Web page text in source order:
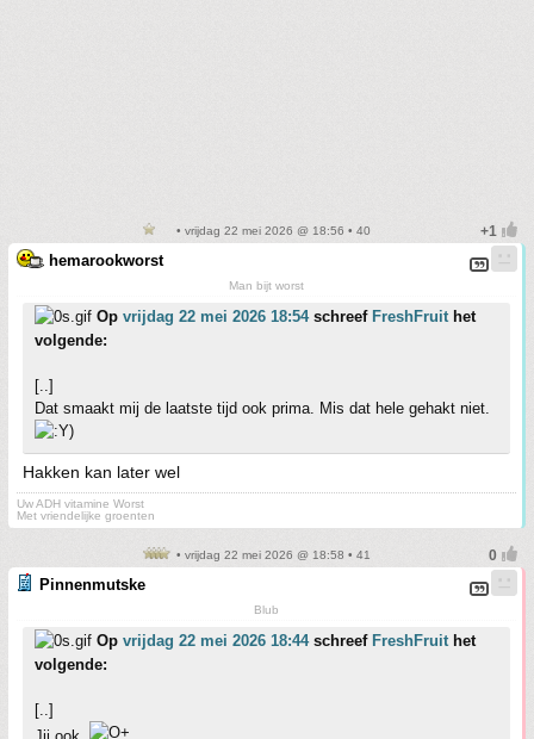
• vrijdag 22 mei 2026 @ 18:56 • 40
hemarookworst
Man bijt worst
Op vrijdag 22 mei 2026 18:54schreef FreshFruithet
volgende:
[..]
Dat smaakt mij de laatste tijd ook prima. Mis dat hele gehakt niet.
Hakken kan later wel
Uw ADH vitamine Worst
Met vriendelijke groenten
• vrijdag 22 mei 2026 @ 18:58 • 41
Pinnenmutske
Blub
Op vrijdag 22 mei 2026 18:44schreef FreshFruithet
volgende:
[..]